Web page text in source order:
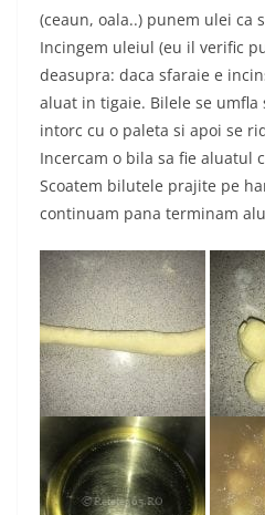
(ceaun, oala..) punem ulei ca
Incingem uleiul (eu il verific
deasupra: daca sfaraie e
aluat in tigaie. Bilele se umfla
intorc cu o paleta si apoi se
Incercam o bila sa fie aluatul
Scoatem bilutele prajite pe
continuam pana terminam